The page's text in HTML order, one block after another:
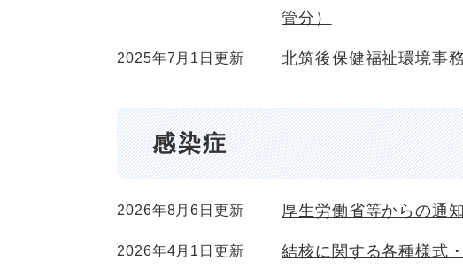
管分）
2025年7月1日更新 北筑後保健福祉環境事
感染症
2026年8月6日更新 厚生労働省等からの通知
2026年4月1日更新
結核に関する各種様式